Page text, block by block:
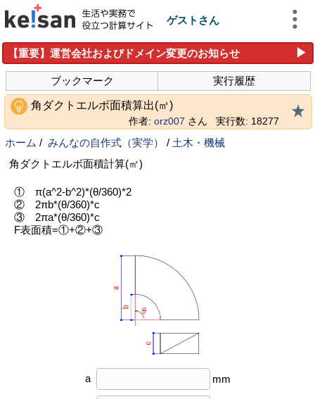
ゲストさん
【重要】運営会社およびドメイン変更のお知らせ ▶
ブックマーク 実行履歴
角ダクトエルボ面積算出(㎡)
作者: orz007 さん 実行数: 18277
ホーム / みんなの自作式（実学） / 土木・機械
角ダクトエルボ面積計算(㎡)
① π(a^2-b^2)*(θ/360)*2
② 2πb*(θ/360)*c
③ 2πa*(θ/360)*c
F表面積=①+②+③
a mm